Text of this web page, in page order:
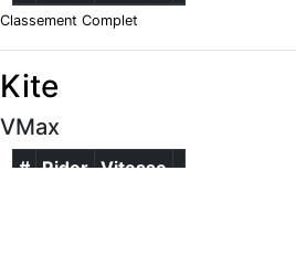
Classement Complet
Kite
VMax
# Rider Vitesse